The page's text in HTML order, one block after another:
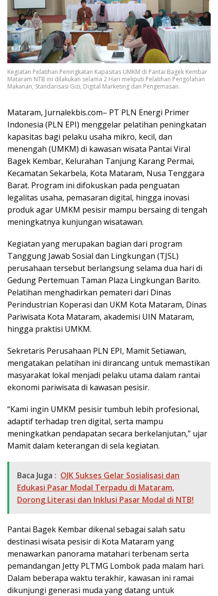
Kegiatan Pelatihan Peningkatan Kapasitas UMKM di Pantai Bagek Kembar
Mataram NTB ini dilakukan selama 2 Hari meliputi Pelatihan Pengolahan
Makanan, Standarisasi Gizi, Digital Marketing dan Pengemasan.
Mataram, Jurnalekbis.com– PT PLN Energi Primer
Indonesia (PLN EPI) menggelar pelatihan peningkatan
kapasitas bagi pelaku usaha mikro, kecil, dan
menengah (UMKM) di kawasan wisata Pantai Viral
Bagek Kembar, Kelurahan Tanjung Karang Permai,
Kecamatan Sekarbela, Kota Mataram, Nusa Tenggara
Barat. Program ini difokuskan pada penguatan
legalitas usaha, pemasaran digital, hingga inovasi
produk agar UMKM pesisir mampu bersaing di tengah
meningkatnya kunjungan wisatawan.
Kegiatan yang merupakan bagian dari program
Tanggung Jawab Sosial dan Lingkungan (TJSL)
perusahaan tersebut berlangsung selama dua hari di
Gedung Pertemuan Taman Plaza Lingkungan Barito.
Pelatihan menghadirkan pemateri dari Dinas
Perindustrian Koperasi dan UKM Kota Mataram, Dinas
Pariwisata Kota Mataram, akademisi UIN Mataram,
hingga praktisi UMKM.
Sekretaris Perusahaan PLN EPI, Mamit Setiawan,
mengatakan pelatihan ini dirancang untuk memastikan
masyarakat lokal menjadi pelaku utama dalam rantai
ekonomi pariwisata di kawasan pesisir.
“Kami ingin UMKM pesisir tumbuh lebih profesional,
adaptif terhadap tren digital, serta mampu
meningkatkan pendapatan secara berkelanjutan,” ujar
Mamit dalam keterangan di sela kegiatan.
Baca Juga : OJK Sukses Gelar Sosialisasi dan
Edukasi Pasar Modal Terpadu di Mataram,
Dorong Literasi dan Inklusi Pasar Modal di NTB!
Pantai Bagek Kembar dikenal sebagai salah satu
destinasi wisata pesisir di Kota Mataram yang
menawarkan panorama matahari terbenam serta
pemandangan Jetty PLTMG Lombok pada malam hari.
Dalam beberapa waktu terakhir, kawasan ini ramai
dikunjungi generasi muda yang datang untuk